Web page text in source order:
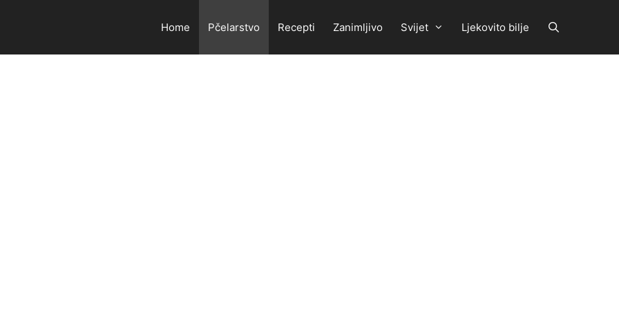
Home Pčelarstvo Recepti Zanimljivo Svijet Ljekovito bilje